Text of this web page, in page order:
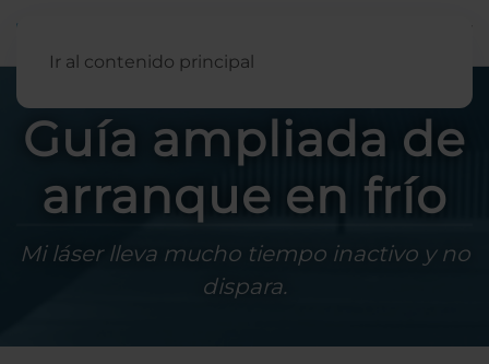
Ir al contenido principal
Guía ampliada de
arranque en frío
Mi láser lleva mucho tiempo inactivo y no
dispara.